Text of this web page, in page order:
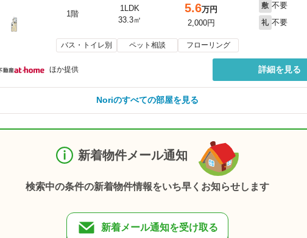
1階
1LDK
33.3㎡
5.6万円
2,000円
敷 不要
礼 不要
バス・トイレ別 ペット相談 フローリング
ほか提供 詳細を見る
Noriのすべての部屋を見る
新着物件メール通知
検索中の条件の新着物件情報をいち早くお知らせします
新着メール通知を受け取る